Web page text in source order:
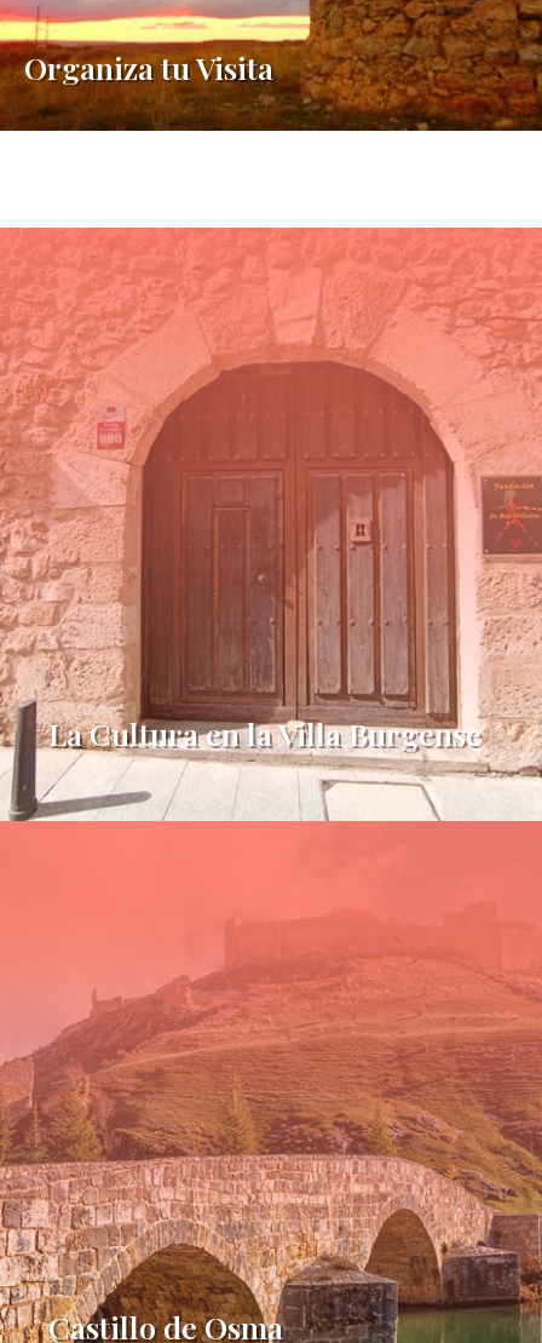
Organiza tu Visita
La Cultura en la Villa Burgense
Castillo de Osma